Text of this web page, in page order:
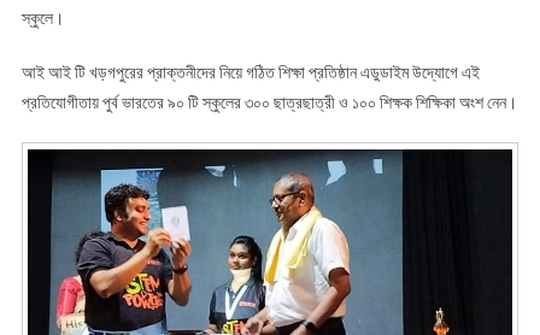
স্কুলে।
আই আই টি খড়গপুরের প্রাক্তনীদের নিয়ে গঠিত শিক্ষা প্রতিষ্ঠান এডুডাইম উদ্যোগে এই
প্রতিযোগীতায় পুর্ব ভারতের ৯০ টি স্কুলের ৩০০ ছাত্রছাত্রী ও ১০০ শিক্ষক শিক্ষিকা অংশ নেন।